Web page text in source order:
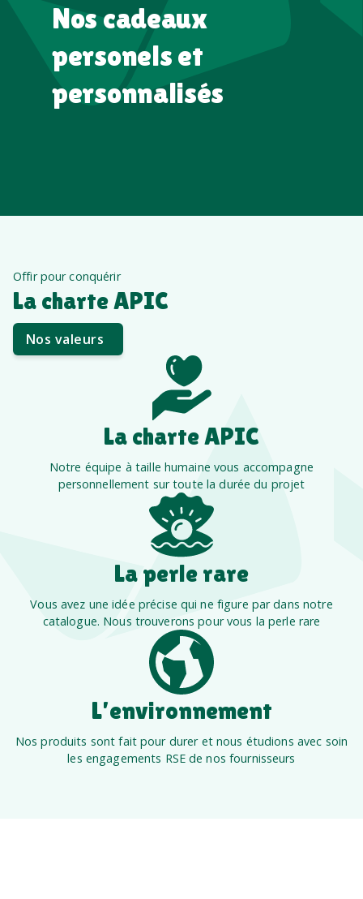
Nos cadeaux
personels et
personnalisés
Offir pour conquérir
La charte APIC
Nos valeurs
La charte APIC
Notre équipe à taille humaine vous accompagne
personnellement sur toute la durée du projet
La perle rare
Vous avez une idée précise qui ne figure par dans notre
catalogue. Nous trouverons pour vous la perle rare
L’environnement
Nos produits sont fait pour durer et nous étudions avec soin
les engagements RSE de nos fournisseurs